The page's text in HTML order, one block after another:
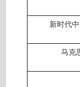
新时代
马克